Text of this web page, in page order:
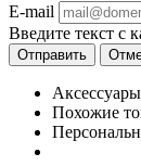
E-mail
Введите текст с
Аксессуары
Похожие